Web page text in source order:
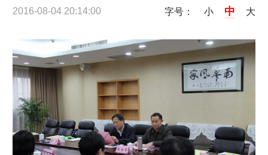
2016-08-04 20:14:00 字号： 小 中 大